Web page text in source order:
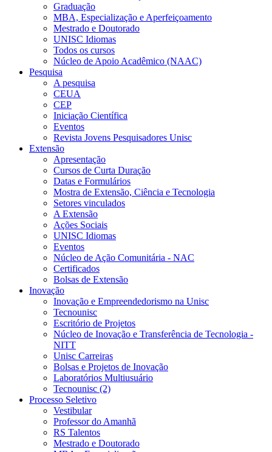
Graduação
MBA, Especialização e Aperfeiçoamento
Mestrado e Doutorado
UNISC Idiomas
Todos os cursos
Núcleo de Apoio Acadêmico (NAAC)
Pesquisa
A pesquisa
CEUA
CEP
Iniciação Científica
Eventos
Revista Jovens Pesquisadores Unisc
Extensão
Apresentação
Cursos de Curta Duração
Datas e Formulários
Mostra de Extensão, Ciência e Tecnologia
Setores vinculados
A Extensão
Ações Sociais
UNISC Idiomas
Eventos
Núcleo de Ação Comunitária - NAC
Certificados
Bolsas de Extensão
Inovação
Inovação e Empreendedorismo na Unisc
Tecnounisc
Escritório de Projetos
Núcleo de Inovação e Transferência de Tecnologia -
NITT
Unisc Carreiras
Bolsas e Projetos de Inovação
Laboratórios Multiusuário
Tecnounisc (2)
Processo Seletivo
Vestibular
Professor do Amanhã
RS Talentos
Mestrado e Doutorado